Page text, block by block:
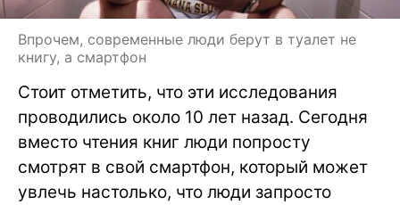
Впрочем, современные люди берут в туалет не
книгу, а смартфон
Стоит отметить, что эти исследования
проводились около 10 лет назад. Сегодня
вместо чтения книг люди попросту
смотрят в свой смартфон, который может
увлечь настолько, что люди запросто